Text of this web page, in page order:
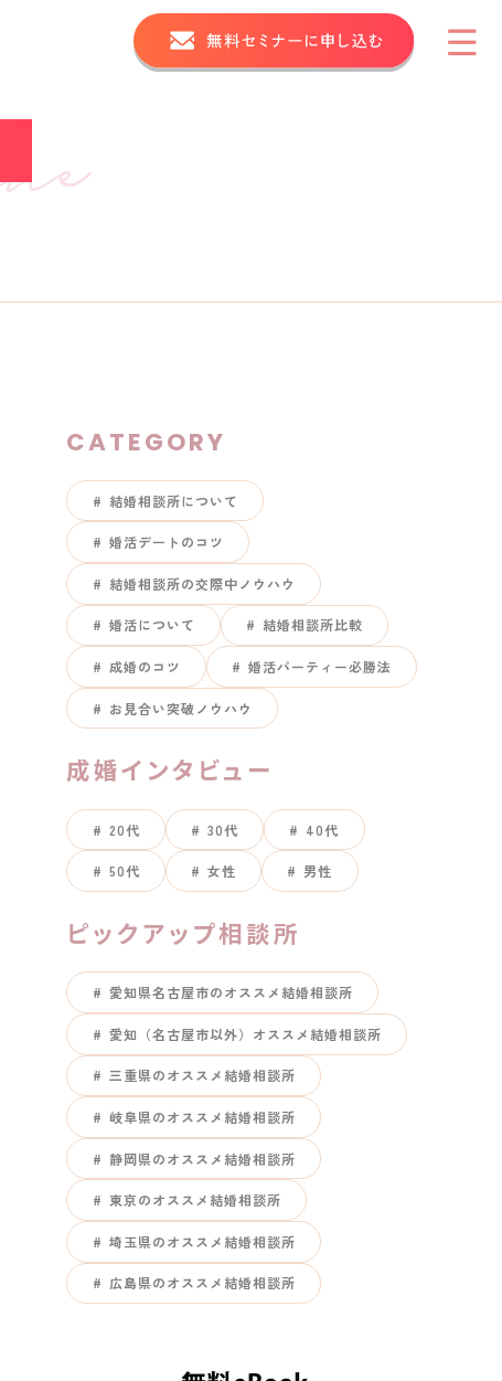
CATEGORY
結婚相談所について
婚活デートのコツ
結婚相談所の交際中ノウハウ
婚活について 結婚相談所比較
成婚のコツ 婚活パーティー必勝法
お見合い突破ノウハウ
成婚インタビュー
20代 30代 40代
50代 女性 男性
ピックアップ相談所
愛知県名古屋市のオススメ結婚相談所
愛知（名古屋市以外）オススメ結婚相談所
三重県のオススメ結婚相談所
岐阜県のオススメ結婚相談所
静岡県のオススメ結婚相談所
東京のオススメ結婚相談所
埼玉県のオススメ結婚相談所
広島県のオススメ結婚相談所